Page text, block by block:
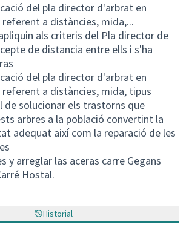
del pla director d'arbrat en
a distàncies, mida,...
als criteris del Pla director de
de distancia entre ells i s'ha
del pla director d'arbrat en
a distàncies, mida, tipus
de solucionar els trastorns que
arbres a la població convertint la
adequat així com la reparació de les
y arreglar las aceras carre Gegans
Hostal.
Historial